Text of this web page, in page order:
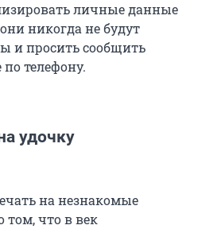
личные данные
никогда не будут
и просить сообщить
телефону.
удочку
на незнакомые
том, что в век